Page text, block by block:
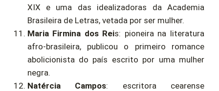
XIX e uma das idealizadoras da Academia
Brasileira de Letras, vetada por ser mulher.
Maria Firmina dos Reis: pioneira na literatura
afro-brasileira, publicou o primeiro romance
abolicionista do país escrito por uma mulher
negra.
Natércia Campos: escritora cearense